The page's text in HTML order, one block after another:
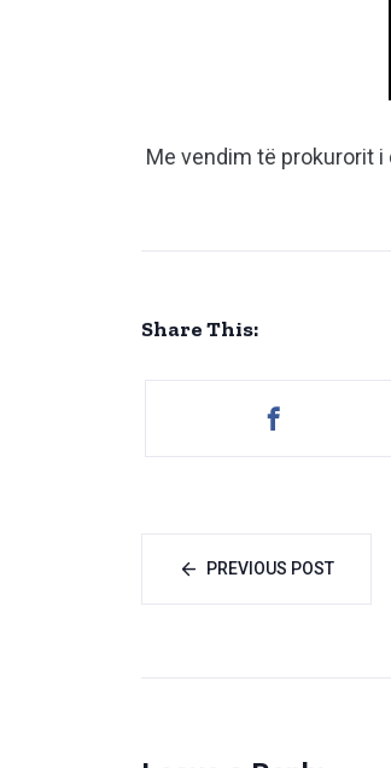
Me vendim të prokurorit
Share This:
PREVIOUS POST